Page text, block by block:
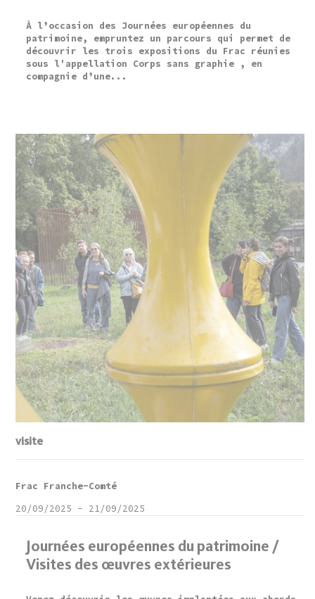
À l’occasion des Journées européennes du
patrimoine, empruntez un parcours qui permet de
découvrir les trois expositions du Frac réunies
sous l'appellation Corps sans graphie , en
compagnie d’une...
visite
Journées européennes du patrimoine /
Visites des œuvres extérieures
Frac Franche-Comté
20/09/2025 - 21/09/2025